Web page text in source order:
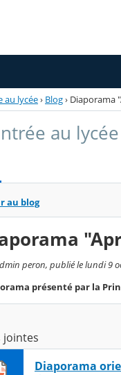
au lycée› Blog› Diaporama
au lycée
au blog
peron, publié le lundi 9
présenté par la
jointes
Diaporama